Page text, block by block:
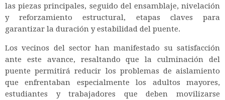
las piezas principales, seguido del ensamblaje, nivelación
y reforzamiento estructural, etapas claves para
garantizar la duración y estabilidad del puente.
Los vecinos del sector han manifestado su satisfacción
ante este avance, resaltando que la culminación del
puente permitirá reducir los problemas de aislamiento
que enfrentaban especialmente los adultos mayores,
estudiantes y trabajadores que deben movilizarse